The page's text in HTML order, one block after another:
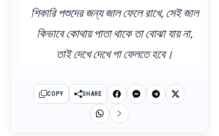
শিকারি পশুদের জন্য জাল ফেলে রাখে, সেই জাল
কিভাবে কোথায় পাতা থাকে তা বোঝা যায় না,
তাই দেখে দেখে পা ফেলতে হবে।
COPY SHARE